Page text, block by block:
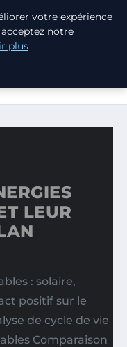
ET LEUR
LEUR
: solaire,
positif sur le
de cycle de vie
Comparaison
votre expérience
notre
plus